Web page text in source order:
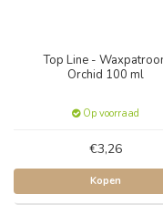
Top Line -
Orchid 100 ml
Op voorraad
€3,26
Kopen